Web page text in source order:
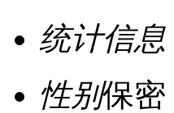
统计信息
性别保密